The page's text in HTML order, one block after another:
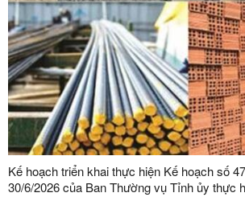
Kế hoạch triển khai thực hiện Kế hoạch số
30/6/2026 của Ban Thường vụ Tỉnh ủy thực